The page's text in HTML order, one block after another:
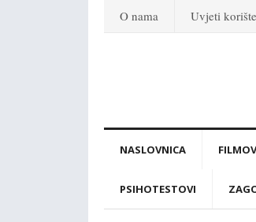
O nama Uvjeti
NASLOVNICA
PSIHOTESTOVI